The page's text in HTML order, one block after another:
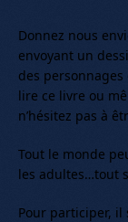
Donnez nous
envoyant un
des
lire ce livre ou
n’hésitez pas à
Tout le monde
les adultes…tout
Pour participer, il